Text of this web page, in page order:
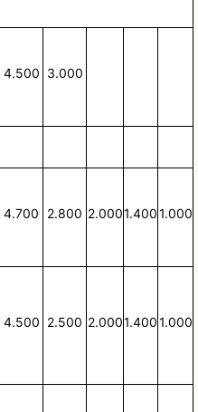
4.500 3.000
4.700 2.800 2.0001.4001.000
4.500 2.500 2.0001.4001.000